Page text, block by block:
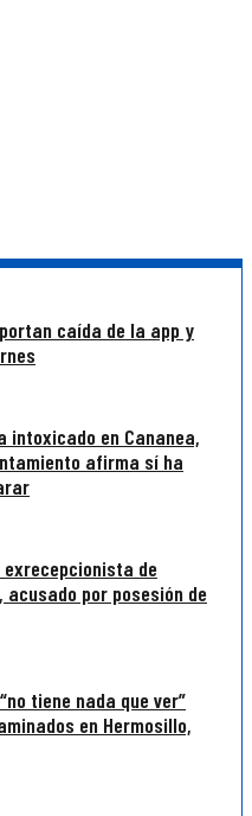
caída de la app y
intoxicado en Cananea,
afirma sí ha
exrecepcionista de
por posesión de
tiene nada que ver”
en Hermosillo,